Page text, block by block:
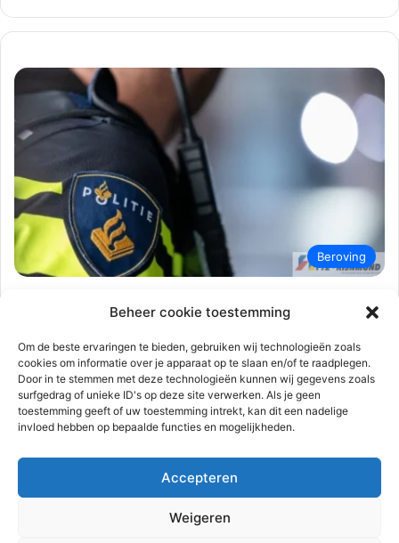
Beheer cookie toestemming
Om de beste ervaringen te bieden, gebruiken wij technologieën zoals
cookies om informatie over je apparaat op te slaan en/of te raadplegen.
Door in te stemmen met deze technologieën kunnen wij gegevens zoals
surfgedrag of unieke ID's op deze site verwerken. Als je geen
toestemming geeft of uw toestemming intrekt, kan dit een nadelige
invloed hebben op bepaalde functies en mogelijkheden.
Accepteren
Weigeren
Beroving
50-jarige man vastgebonden in woning
bij overval | Saenredamstraat
Rotterdam
Rotterdam – Bedreigd met een vuurwapen en vervolgens
vastgebonden lieten drie overvallers een man aan de